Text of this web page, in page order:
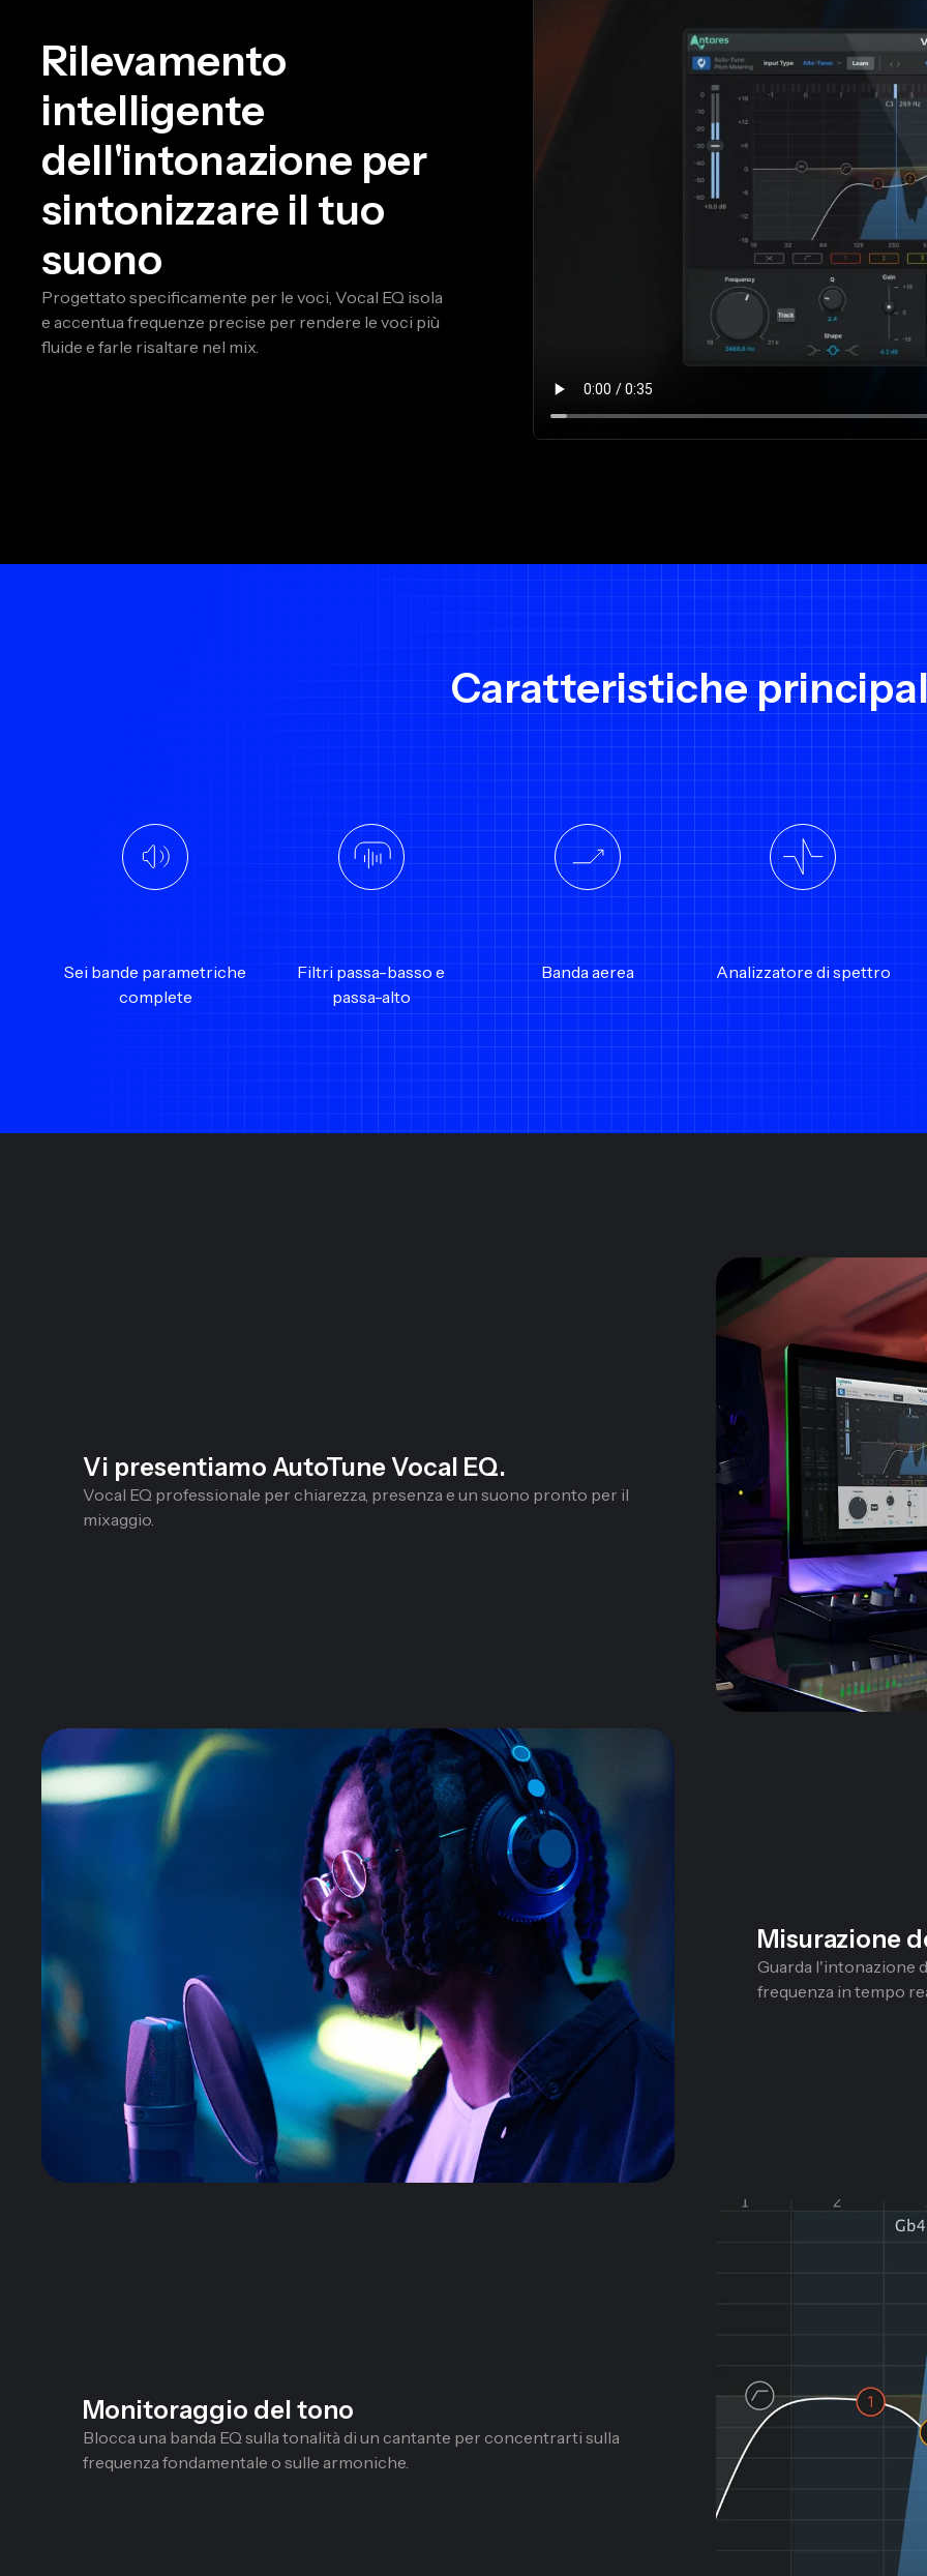
Rilevamento
intelligente
dell'intonazione per
sintonizzare il tuo
suono
Progettato specificamente per le voci, Vocal EQ isola
e accentua frequenze precise per rendere le voci più
fluide e farle risaltare nel mix.
Caratteristiche
Sei bande parametriche
complete
Filtri passa-basso e
passa-alto
Banda aerea Analizzatore di spettro
Vi presentiamo AutoTune Vocal EQ.
Vocal EQ professionale per chiarezza, presenza e un suono pronto per il
mixaggio.
Misurazione
Guarda l'intonazione
frequenza in tempo
Monitoraggio del tono
Blocca una banda EQ sulla tonalità di un cantante per concentrarti sulla
frequenza fondamentale o sulle armoniche.